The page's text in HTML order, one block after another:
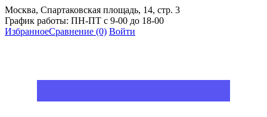
Москва, Спартаковская площадь, 14, стр. 3
График работы: ПН-ПТ с 9-00 до 18-00
ИзбранноеСравнение (0) Войти